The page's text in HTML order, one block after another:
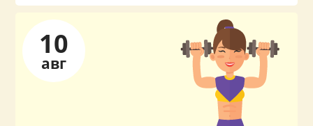
10
авг